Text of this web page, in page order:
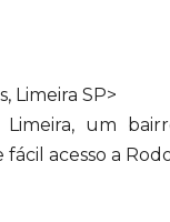
Limeira SP>
um
acesso a